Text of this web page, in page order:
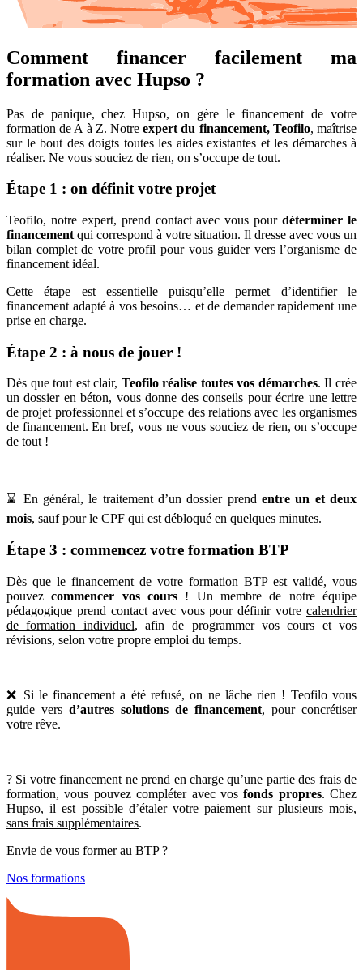
Comment financer facilement ma
formation avec Hupso ?
Pas de panique, chez Hupso, on gère le financement de votre
formation de A à Z. Notreexpert du financement, Teofilo, maîtrise
sur le bout des doigts toutes les aides existantes et les démarches à
réaliser. Ne vous souciez de rien, on s’occupe de tout.
Étape 1 : on définit votre projet
Teofilo, notre expert, prend contact avec vous pourdéterminer le
financement qui correspond à votre situation. Il dresse avec vous un
bilan complet de votre profil pour vous guider vers l’organisme de
financement idéal.
Cette étape est essentielle puisqu’elle permet d’identifier le
financement adapté à vos besoins… et de demander rapidement une
prise en charge.
Étape 2 : à nous de jouer !
Dès que tout est clair, Teofilo réalise toutes vos démarches. Il crée
un dossier en béton, vous donne des conseils pour écrire une lettre
de projet professionnel et s’occupe des relations avec les organismes
de financement. En bref, vous ne vous souciez de rien, on s’occupe
de tout !
⌛ En général, le traitement d’un dossier prend entre un et deux
mois, sauf pour le CPF qui est débloqué en quelques minutes.
Étape 3 : commencez votre formation BTP
Dès que le financement de votre formation BTP est validé, vous
pouvezcommencer vos cours ! Un membre de notre équipe
pédagogique prend contact avec vous pour définir votre calendrier
de formation individuel, afin de programmer vos cours et vos
révisions, selon votre propre emploi du temps.
❌ Si le financement a été refusé, on ne lâche rien ! Teofilo vous
guide vers d’autres solutions de financement, pour concrétiser
votre rêve.
? Si votre financement ne prend en charge qu’une partie des frais de
formation, vous pouvez compléter avec vosfonds propres. Chez
Hupso, il est possible d’étaler votrepaiement sur plusieurs mois,
sans frais supplémentaires.
Envie de vous former au BTP ?
Nos formations